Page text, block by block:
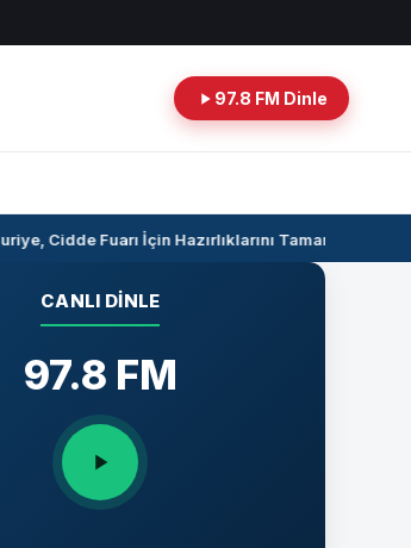
97.8 FM Dinle
Cidde Fuarı İçin Hazırlıklarını Tamamlıyor
CANLI DINLE
97.8 FM